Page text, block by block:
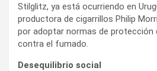
Stilglitz, ya está ocurriendo en
productora de cigarrillos Philip
por adoptar normas de protección
contra el fumado.
Desequilibrio social